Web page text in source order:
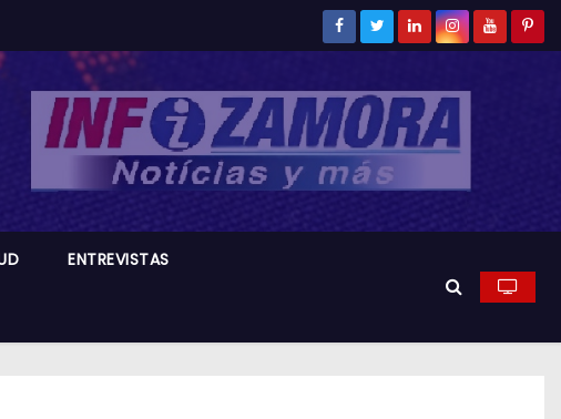
ENTREVISTAS